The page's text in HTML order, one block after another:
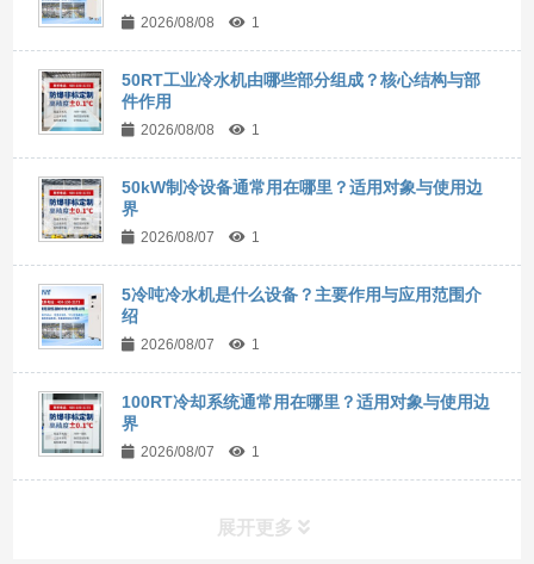
2026/08/08 1
50RT工业冷水机由哪些部分组成？核心结构与部
件作用
2026/08/08 1
50kW制冷设备通常用在哪里？适用对象与使用边
界
2026/08/07 1
5冷吨冷水机是什么设备？主要作用与应用范围介
绍
2026/08/07 1
100RT冷却系统通常用在哪里？适用对象与使用边
界
2026/08/07 1
展开更多